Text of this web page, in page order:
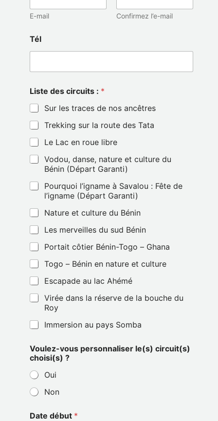
E-mail Confirmez l’e-mail
Tél
Liste des circuits : *
Sur les traces de nos ancêtres
Trekking sur la route des Tata
Le Lac en roue libre
Vodou, danse, nature et culture du
Bénin (Départ Garanti)
Pourquoi l’igname à Savalou : Fête de
l’igname (Départ Garanti)
Nature et culture du Bénin
Les merveilles du sud Bénin
Portait côtier Bénin-Togo – Ghana
Togo – Bénin en nature et culture
Escapade au lac Ahémé
Virée dans la réserve de la bouche du
Roy
Immersion au pays Somba
Voulez-vous personnaliser le(s) circuit(s)
choisi(s) ?
Oui
Non
Date début *